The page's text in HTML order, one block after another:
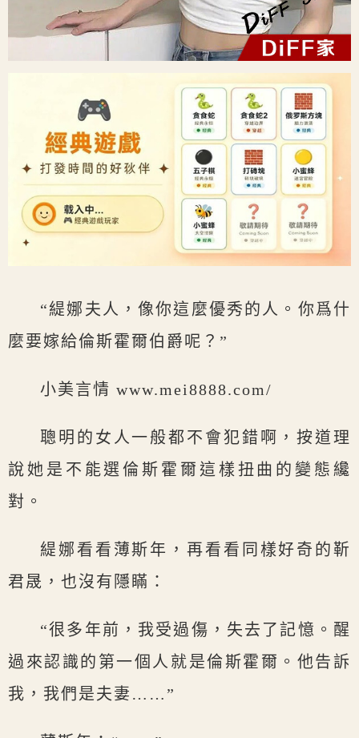
“緹娜夫人，像你這麼優秀的人。你爲什
麼要嫁給倫斯霍爾伯爵呢？”
小美言情 www.mei8888.com/
聰明的女人一般都不會犯錯啊，按道理
說她是不能選倫斯霍爾這樣扭曲的變態纔
對。
緹娜看看薄斯年，再看看同樣好奇的靳
君晟，也沒有隱瞞：
“很多年前，我受過傷，失去了記憶。醒
過來認識的第一個人就是倫斯霍爾。他告訴
我，我們是夫妻……”